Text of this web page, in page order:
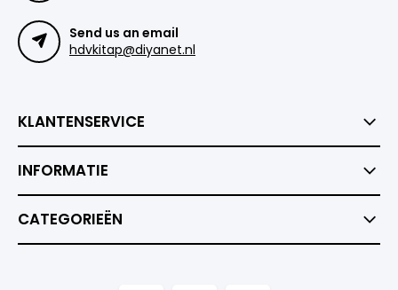
Send us an email
hdvkitap@diyanet.nl
KLANTENSERVICE
INFORMATIE
CATEGORIEËN